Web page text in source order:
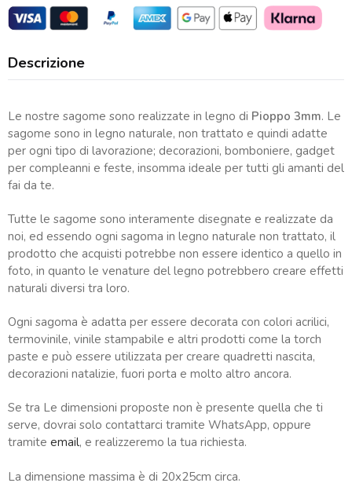
Descrizione
Le nostre sagome sono realizzate in legno di Pioppo 3mm. Le
sagome sono in legno naturale, non trattato e quindi adatte
per ogni tipo di lavorazione; decorazioni, bomboniere, gadget
per compleanni e feste, insomma ideale per tutti gli amanti del
fai da te.
Tutte le sagome sono interamente disegnate e realizzate da
noi, ed essendo ogni sagoma in legno naturale non trattato, il
prodotto che acquisti potrebbe non essere identico a quello in
foto, in quanto le venature del legno potrebbero creare effetti
naturali diversi tra loro.
Ogni sagoma è adatta per essere decorata con colori acrilici,
termovinile, vinile stampabile e altri prodotti come la torch
paste e può essere utilizzata per creare quadretti nascita,
decorazioni natalizie, fuori porta e molto altro ancora.
Se tra Le dimensioni proposte non è presente quella che ti
serve, dovrai solo contattarci tramite WhatsApp, oppure
tramite email, e realizzeremo la tua richiesta.
La dimensione massima è di 20x25cm circa.